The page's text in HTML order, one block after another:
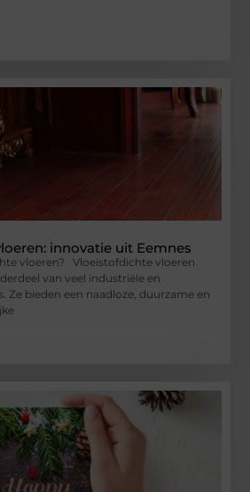
innovatie uit Eemnes
vloeren? Vloeistofdichte vloeren
van veel industriële en
Ze bieden een naadloze, duurzame en